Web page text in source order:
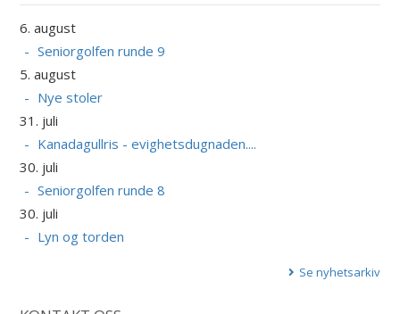
6. august
Seniorgolfen runde 9
5. august
Nye stoler
31. juli
Kanadagullris - evighetsdugnaden....
30. juli
Seniorgolfen runde 8
30. juli
Lyn og torden
Se nyhetsarkiv